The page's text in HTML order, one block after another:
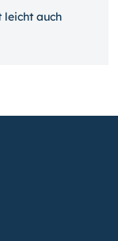
leicht auch